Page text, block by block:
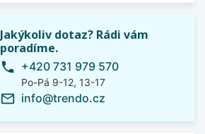
Jakýkoliv dotaz? Rádi vám
poradíme.
phone +420 731 979 570
Po-Pá 9-12, 13-17
mail_outline info@trendo.cz